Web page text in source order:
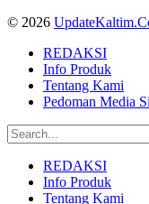
© 2026
REDAKSI
Info Produk
Tentang Kami
Pedoman Media
REDAKSI
Info Produk
Tentang Kami